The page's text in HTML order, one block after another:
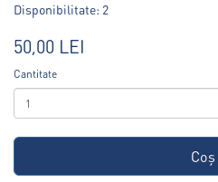
Disponibilitate: 2
50,00 LEI
Cantitate
Coş